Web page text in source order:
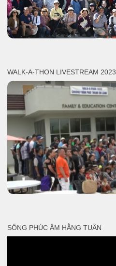
WALK-A-THON LIVESTREAM 2023
SỐNG PHÚC ÂM HẰNG TUẦN